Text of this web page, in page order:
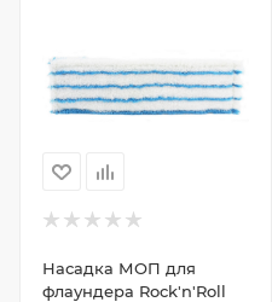
Насадка МОП для
флаундера Rock'n'Roll